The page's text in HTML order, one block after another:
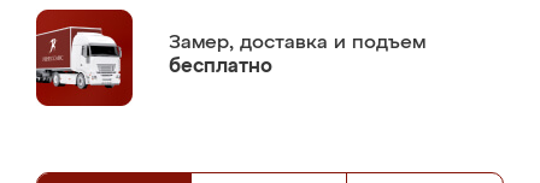
Замер, доставка и подъем
бесплатно